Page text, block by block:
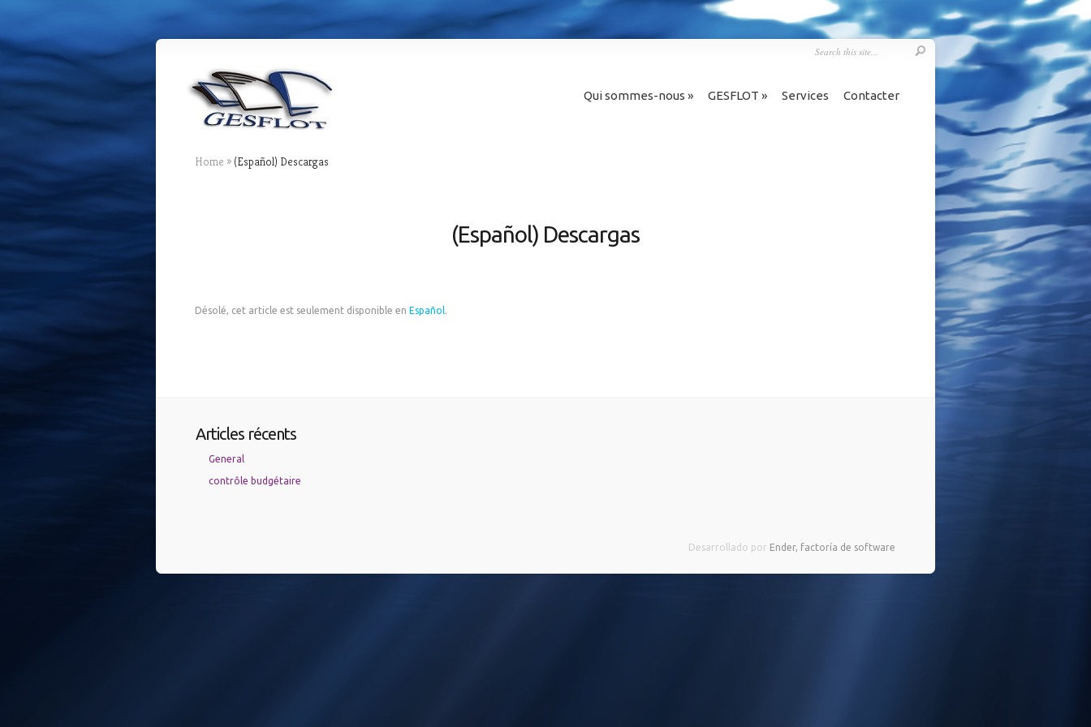
Qui sommes-nous » GESFLOT » Services Contacter
Home » (Español) Descargas
(Español) Descargas
Désolé, cet article est seulement disponible en Español.
Articles récents
General
contrôle budgétaire
Desarrollado por Ender, factoría de software